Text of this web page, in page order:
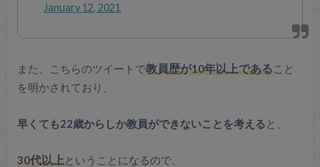
January 12, 2021
また、こちらのツイートで教員歴が10年以上であること
を明かされており、
早くても22歳からしか教員ができないことを考えると、
30代以上ということになるので、